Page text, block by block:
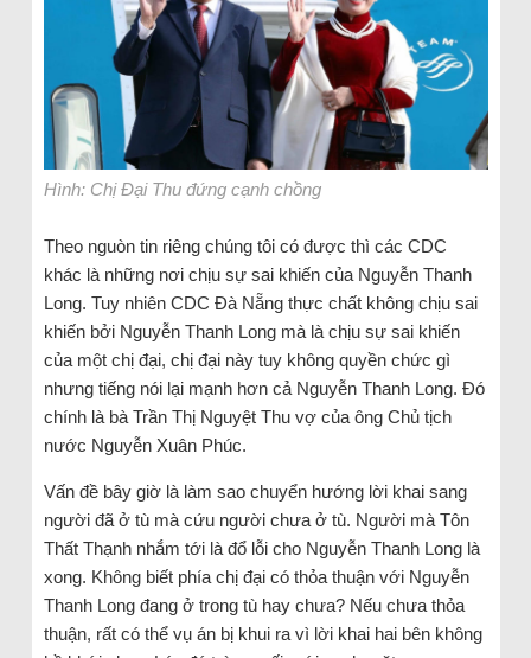
Hình: Chị Đại Thu đứng cạnh chồng
Theo nguòn tin riêng chúng tôi có được thì các CDC
khác là những nơi chịu sự sai khiến của Nguyễn Thanh
Long. Tuy nhiên CDC Đà Nẵng thực chất không chịu sai
khiến bởi Nguyễn Thanh Long mà là chịu sự sai khiến
của một chị đại, chị đại này tuy không quyền chức gì
nhưng tiếng nói lại mạnh hơn cả Nguyễn Thanh Long. Đó
chính là bà Trần Thị Nguyệt Thu vợ của ông Chủ tịch
nước Nguyễn Xuân Phúc.
Vấn đề bây giờ là làm sao chuyển hướng lời khai sang
người đã ở tù mà cứu người chưa ở tù. Người mà Tôn
Thất Thạnh nhắm tới là đổ lỗi cho Nguyễn Thanh Long là
xong. Không biết phía chị đại có thỏa thuận với Nguyễn
Thanh Long đang ở trong tù hay chưa? Nếu chưa thỏa
thuận, rất có thể vụ án bị khui ra vì lời khai hai bên không